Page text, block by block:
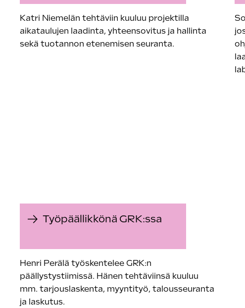
Katri Niemelän tehtäviin kuuluu projektilla
aikataulujen laadinta, yhteensovitus ja hallinta
sekä tuotannon etenemisen seuranta.
Työpäällikkönä GRK:ssa
Henri Perälä työskentelee GRK:n
päällystystiimissä. Hänen tehtäviinsä kuuluu
mm. tarjouslaskenta, myyntityö, talousseuranta
ja laskutus.